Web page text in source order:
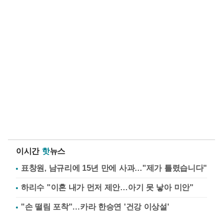
이시간 핫뉴스
표창원, 남규리에 15년 만에 사과…"제가 틀렸습니다"
하리수 "이혼 내가 먼저 제안…아기 못 낳아 미안"
"손 떨림 포착"…카라 한승연 '건강 이상설'